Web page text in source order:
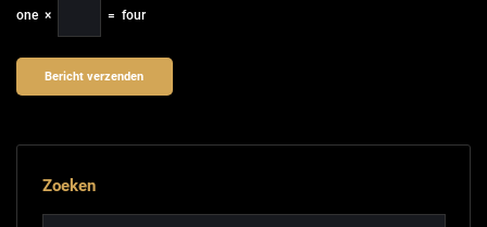
one × = four
Zoeken